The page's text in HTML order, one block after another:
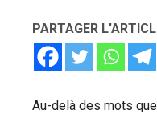
PARTAGER
Au-delà des mots